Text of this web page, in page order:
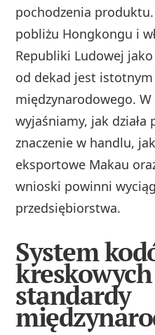
pochodzenia
pobliżu Hongkongu i
Republiki Ludowej
od dekad jest
międzynarodowego.
wyjaśniamy, jak działa
znaczenie w handlu,
eksportowe Makau
wnioski powinni
przedsiębiorstwa.
System
kreskowych
standardy